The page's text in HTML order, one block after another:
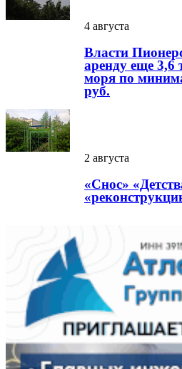
4 августа
Власти
аренду еще 3,6
моря по
руб.
2 августа
«Снос»